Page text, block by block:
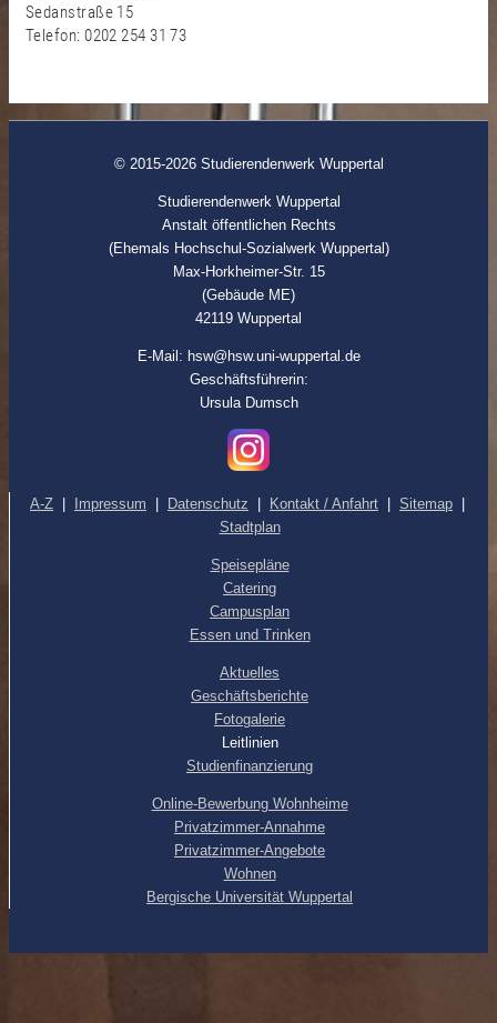
Sedanstraße 15
Telefon: 0202 254 31 73
© 2015-2026 Studierendenwerk Wuppertal
Studierendenwerk Wuppertal
Anstalt öffentlichen Rechts
(Ehemals Hochschul-Sozialwerk Wuppertal)
Max-Horkheimer-Str. 15
(Gebäude ME)
42119 Wuppertal
E-Mail: hsw@hsw.uni-wuppertal.de
Geschäftsführerin:
Ursula Dumsch
A-Z Impressum Datenschutz Kontakt / Anfahrt Sitemap
Stadtplan
Speisepläne
Catering
Campusplan
Essen und Trinken
Aktuelles
Geschäftsberichte
Fotogalerie
Leitlinien
Studienfinanzierung
Online-Bewerbung Wohnheime
Privatzimmer-Annahme
Privatzimmer-Angebote
Wohnen
Bergische Universität Wuppertal